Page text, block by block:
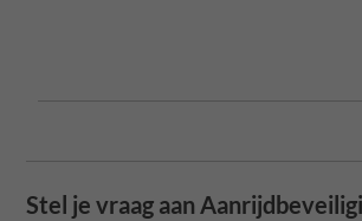
Stel je vraag aan